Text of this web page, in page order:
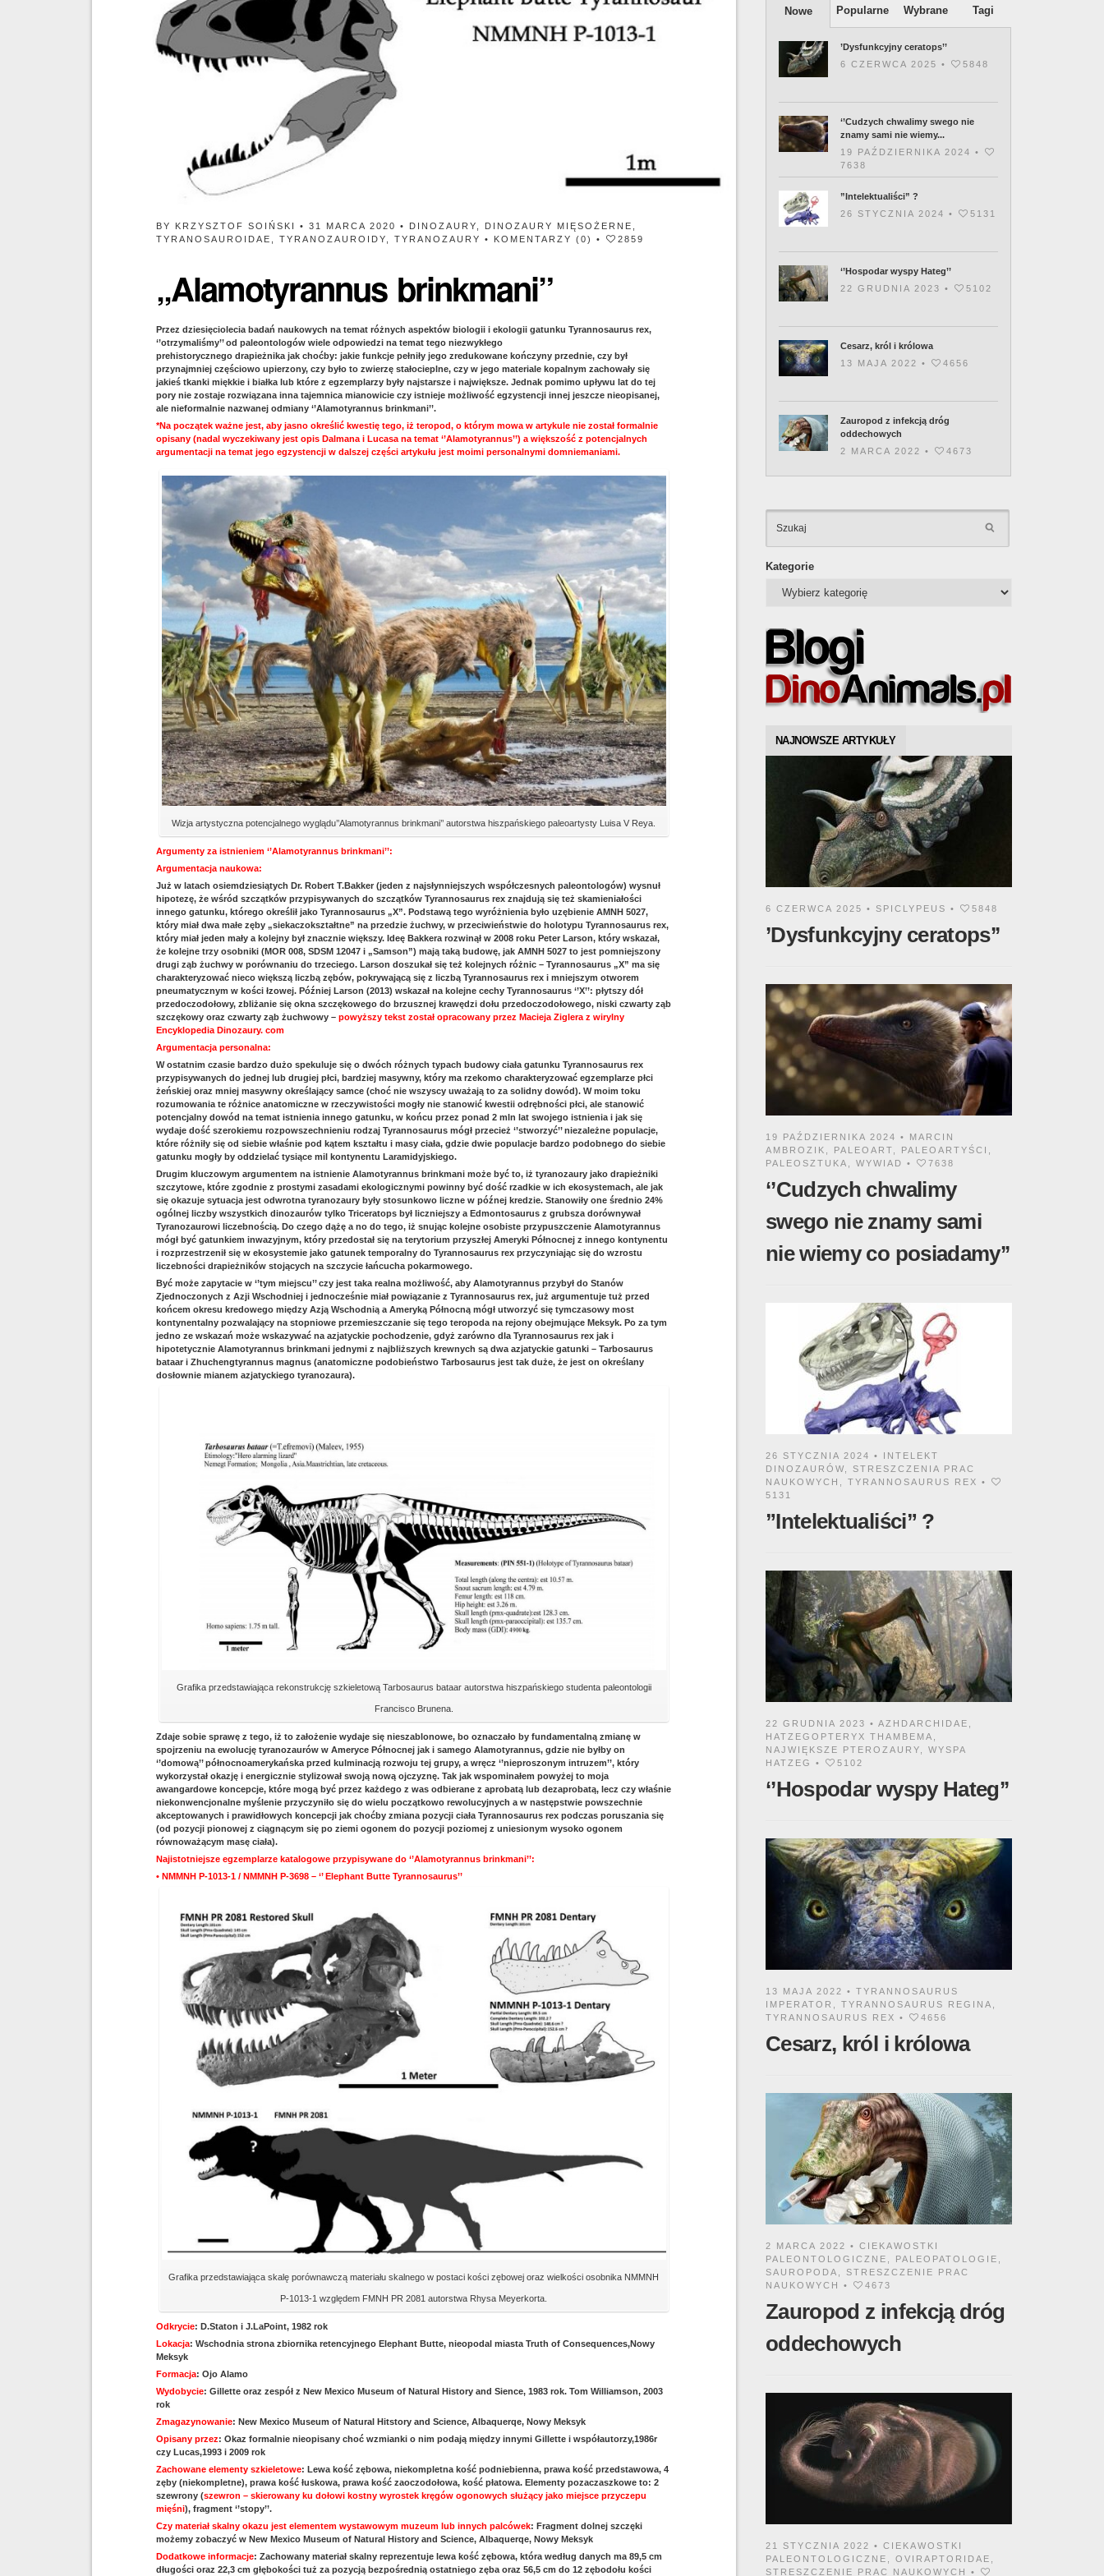
BY KRZYSZTOF SOIŃSKI • 31 MARCA 2020 • DINOZAURY DINOZAURY MIĘSOŻERNE
TYRANOSAUROIDAE
,TYRANOZAUROIDY ,TYRANOZAURY • KOMENTARZY (0) • 2859
„Alamotyrannus brinkmani”
Przez dziesięciolecia badań naukowych na temat różnych aspektów biologii i ekologii gatunku Tyrannosaurus rex,
‘’otrzymaliśmy’’ od paleontologów wiele odpowiedzi na temat tego niezwykłego
prehistorycznego drapieżnika jak choćby: jakie funkcje pełniły jego zredukowane kończyny przednie, czy był
przynajmniej częściowo upierzony, czy było to zwierzę stałocieplne, czy w jego materiale kopalnym zachowały się
jakieś tkanki miękkie i białka lub które z egzemplarzy były najstarsze i największe. Jednak pomimo upływu lat do tej
pory nie zostaje rozwiązana inna tajemnica mianowicie czy istnieje możliwość egzystencji innej jeszcze nieopisanej,
ale nieformalnie nazwanej odmiany ‘’Alamotyrannus brinkmani’’.
*Na początek ważne jest, aby jasno określić kwestię tego, iż teropod, o którym mowa w artykule nie został formalnie
opisany (nadal wyczekiwany jest opis Dalmana i Lucasa na temat ‘’Alamotyrannus’’) a większość z potencjalnych
argumentacji na temat jego egzystencji w dalszej części artykułu jest moimi personalnymi domniemaniami.
Wizja artystyczna potencjalnego wyglądu’’Alamotyrannus brinkmani’’ autorstwa hiszpańskiego paleoartysty Luisa V Reya.
Argumenty za istnieniem ‘’Alamotyrannus brinkmani’’:
Argumentacja naukowa:
Już w latach osiemdziesiątych Dr. Robert T.Bakker (jeden z najsłynniejszych współczesnych paleontologów) wysnuł
hipotezę, że wśród szczątków przypisywanych do szczątków Tyrannosaurus rex znajdują się też skamieniałości
innego gatunku, którego określił jako Tyrannosaurus „X”. Podstawą tego wyróżnienia było uzębienie AMNH 5027,
który miał dwa małe zęby „siekaczokształtne” na przedzie żuchwy, w przeciwieństwie do holotypu Tyrannosaurus rex,
który miał jeden mały a kolejny był znacznie większy. Ideę Bakkera rozwinął w 2008 roku Peter Larson, który wskazał,
że kolejne trzy osobniki (MOR 008, SDSM 12047 i „Samson”) mają taką budowę, jak AMNH 5027 to jest pomniejszony
drugi ząb żuchwy w porównaniu do trzeciego. Larson doszukał się też kolejnych różnic – Tyrannosaurus „X” ma się
charakteryzować nieco większą liczbą zębów, pokrywającą się z liczbą Tyrannosaurus rex i mniejszym otworem
pneumatycznym w kości łzowej. Później Larson (2013) wskazał na kolejne cechy Tyrannosaurus ‘’X’’: płytszy dół
przedoczodołowy, zbliżanie się okna szczękowego do brzusznej krawędzi dołu przedoczodołowego, niski czwarty ząb
szczękowy oraz czwarty ząb żuchwowy – powyższy tekst został opracowany przez Macieja Ziglera z wirylny
Encyklopedia Dinozaury. com
Argumentacja personalna:
W ostatnim czasie bardzo dużo spekuluje się o dwóch różnych typach budowy ciała gatunku Tyrannosaurus rex
przypisywanych do jednej lub drugiej płci, bardziej masywny, który ma rzekomo charakteryzować egzemplarze płci
żeńskiej oraz mniej masywny określający samce (choć nie wszyscy uważają to za solidny dowód). W moim toku
rozumowania te różnice anatomiczne w rzeczywistości mogły nie stanowić kwestii odrębności płci, ale stanowić
potencjalny dowód na temat istnienia innego gatunku, w końcu przez ponad 2 mln lat swojego istnienia i jak się
wydaje dość szerokiemu rozpowszechnieniu rodzaj Tyrannosaurus mógł przecież ‘’stworzyć’’ niezależne populacje,
które różniły się od siebie właśnie pod kątem kształtu i masy ciała, gdzie dwie populacje bardzo podobnego do siebie
gatunku mogły by oddzielać tysiące mil kontynentu Laramidyjskiego.
Drugim kluczowym argumentem na istnienie Alamotyrannus brinkmani może być to, iż tyranozaury jako drapieżniki
szczytowe, które zgodnie z prostymi zasadami ekologicznymi powinny być dość rzadkie w ich ekosystemach, ale jak
się okazuje sytuacja jest odwrotna tyranozaury były stosunkowo liczne w późnej kredzie. Stanowiły one średnio 24%
ogólnej liczby wszystkich dinozaurów tylko Triceratops był liczniejszy a Edmontosaurus z grubsza dorównywał
Tyranozaurowi liczebnością. Do czego dążę a no do tego, iż snując kolejne osobiste przypuszczenie Alamotyrannus
mógł być gatunkiem inwazyjnym, który przedostał się na terytorium przyszłej Ameryki Północnej z innego kontynentu
i rozprzestrzenił się w ekosystemie jako gatunek temporalny do Tyrannosaurus rex przyczyniając się do wzrostu
liczebności drapieżników stojących na szczycie łańcucha pokarmowego.
Być może zapytacie w ‘’tym miejscu’’ czy jest taka realna możliwość, aby Alamotyrannus przybył do Stanów
Zjednoczonych z Azji Wschodniej i jednocześnie miał powiązanie z Tyrannosaurus rex, już argumentuje tuż przed
końcem okresu kredowego między Azją Wschodnią a Ameryką Północną mógł utworzyć się tymczasowy most
kontynentalny pozwalający na stopniowe przemieszczanie się tego teropoda na rejony obejmujące Meksyk. Po za tym
jedno ze wskazań może wskazywać na azjatyckie pochodzenie, gdyż zarówno dla Tyrannosaurus rex jak i
hipotetycznie Alamotyrannus brinkmani jednymi z najbliższych krewnych są dwa azjatyckie gatunki – Tarbosaurus
bataar i Zhuchengtyrannus magnus (anatomiczne podobieństwo Tarbosaurus jest tak duże, że jest on określany
dosłownie mianem azjatyckiego tyranozaura).
Grafika przedstawiająca rekonstrukcję szkieletową Tarbosaurus bataar autorstwa hiszpańskiego studenta paleontologii
Francisco Brunena.
Zdaje sobie sprawę z tego, iż to założenie wydaje się nieszablonowe, bo oznaczało by fundamentalną zmianę w
spojrzeniu na ewolucję tyranozaurów w Ameryce Północnej jak i samego Alamotyrannus, gdzie nie byłby on
‘’domową’’ północnoamerykańska przed kulminacją rozwoju tej grupy, a wręcz ‘’nieproszonym intruzem’’, który
wykorzystał okazję i energicznie stylizował swoją nową ojczyznę. Tak jak wspominałem powyżej to moja
awangardowe koncepcje, które mogą być przez każdego z was odbierane z aprobatą lub dezaprobatą, lecz czy właśnie
niekonwencjonalne myślenie przyczyniło się do wielu początkowo rewolucyjnych a w następstwie powszechnie
akceptowanych i prawidłowych koncepcji jak choćby zmiana pozycji ciała Tyrannosaurus rex podczas poruszania się
(od pozycji pionowej z ciągnącym się po ziemi ogonem do pozycji poziomej z uniesionym wysoko ogonem
równoważącym masę ciała).
Najistotniejsze egzemplarze katalogowe przypisywane do ‘’Alamotyrannus brinkmani’’:
• NMMNH P-1013-1 / NMMNH P-3698 – ‘’ Elephant Butte Tyrannosaurus’’
Grafika przedstawiająca skalę porównawczą materiału skalnego w postaci kości zębowej oraz wielkości osobnika NMMNH
P-1013-1 względem FMNH PR 2081 autorstwa Rhysa Meyerkorta.
Odkrycie: D.Staton i J.LaPoint, 1982 rok
Lokacja: Wschodnia strona zbiornika retencyjnego Elephant Butte, nieopodal miasta Truth of Consequences,Nowy
Meksyk
Formacja: Ojo Alamo
Wydobycie: Gillette oraz zespół z New Mexico Museum of Natural History and Sience, 1983 rok. Tom Williamson, 2003
rok
Zmagazynowanie: New Mexico Museum of Natural Hitstory and Science, Albaquerqe, Nowy Meksyk
Opisany przez: Okaz formalnie nieopisany choć wzmianki o nim podają między innymi Gillette i współautorzy,1986r
czy Lucas,1993 i 2009 rok
Zachowane elementy szkieletowe: Lewa kość zębowa, niekompletna kość podniebienna, prawa kość przedstawowa, 4
zęby (niekompletne), prawa kość łuskowa, prawa kość zaoczodołowa, kość płatowa. Elementy pozaczaszkowe to: 2
szewrony (szewron – skierowany ku dołowi kostny wyrostek kręgów ogonowych służący jako miejsce przyczepu
mięśni), fragment ‘’stopy’’.
Czy materiał skalny okazu jest elementem wystawowym muzeum lub innych palcówek: Fragment dolnej szczęki
możemy zobaczyć w New Mexico Museum of Natural History and Science, Albaquerqe, Nowy Meksyk
Dodatkowe informacje: Zachowany materiał skalny reprezentuje lewa kość zębowa, która według danych ma 89,5 cm
długości oraz 22,3 cm głębokości tuż za pozycją bezpośrednią ostatniego zęba oraz 56,5 cm do 12 zębodołu kości
Nowe Popularne Wybrane Tagi
’Dysfunkcyjny ceratops’’
6 CZERWCA 2025 •
5848
‘’Cudzych chwalimy swego nie
znamy sami nie wiemy...
19 PAŹDZIERNIKA 2024 •
7638
”Intelektualiści” ?
26 STYCZNIA 2024 •
5131
‘’Hospodar wyspy Hateg’’
22 GRUDNIA 2023 •
5102
Cesarz, król i królowa
13 MAJA 2022 •
4656
Zauropod z infekcją dróg
oddechowych
2 MARCA 2022 •
4673
Kategorie
NAJNOWSZE ARTYKUŁY
6 CZERWCA 2025 • SPICLYPEUS • 5848
’Dysfunkcyjny ceratops’’
19 PAŹDZIERNIKA 2024 • MARCIN
AMBROZIK
PALEOART PALEOARTYŚCI
PALEOSZTUKA
WYWIAD • 7638
‘’Cudzych chwalimy
swego nie znamy sami
nie wiemy co posiadamy’’
26 STYCZNIA 2024 • INTELEKT
DINOZAURÓW
STRESZCZENIA PRAC
NAUKOWYCH
TYRANNOSAURUS REX •
5131
”Intelektualiści” ?
22 GRUDNIA 2023 • AZHDARCHIDAE
HATZEGOPTERYX THAMBEMA
NAJWIĘKSZE PTEROZAURY
WYSPA
HATZEG
• 5102
‘’Hospodar wyspy Hateg’’
13 MAJA 2022 • TYRANNOSAURUS
IMPERATOR
TYRANNOSAURUS REGINA
TYRANNOSAURUS REX • 4656
Cesarz, król i królowa
2 MARCA 2022 • CIEKAWOSTKI
PALEONTOLOGICZNE
PALEOPATOLOGIE
SAUROPODA
STRESZCZENIE PRAC
NAUKOWYCH
• 4673
Zauropod z infekcją dróg
oddechowych
21 STYCZNIA 2022 • CIEKAWOSTKI
PALEONTOLOGICZNE
OVIRAPTORIDAE
STRESZCZENIE PRAC NAUKOWYCH
•